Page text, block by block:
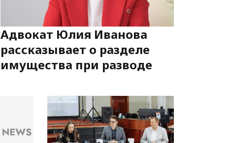
Адвокат Юлия Иванова
рассказывает о разделе
имущества при разводе